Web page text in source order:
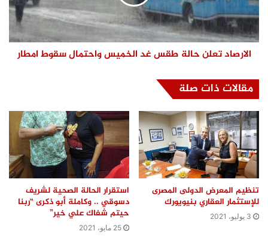
الارصاد تعلن حالة طقس غد الخميس واحتمال سقوط امطار
مقالات ذات صلة
تنظيم المعرض الدولى المصرى
للإستثمار العقاري بنيويورك
3 يوليو، 2021
استقرار الحالة الصحية لشريف
دسوقي .. وكاملة أبو ذكرى “ربنا
حيتم شفاك علي خير”
25 مايو، 2021